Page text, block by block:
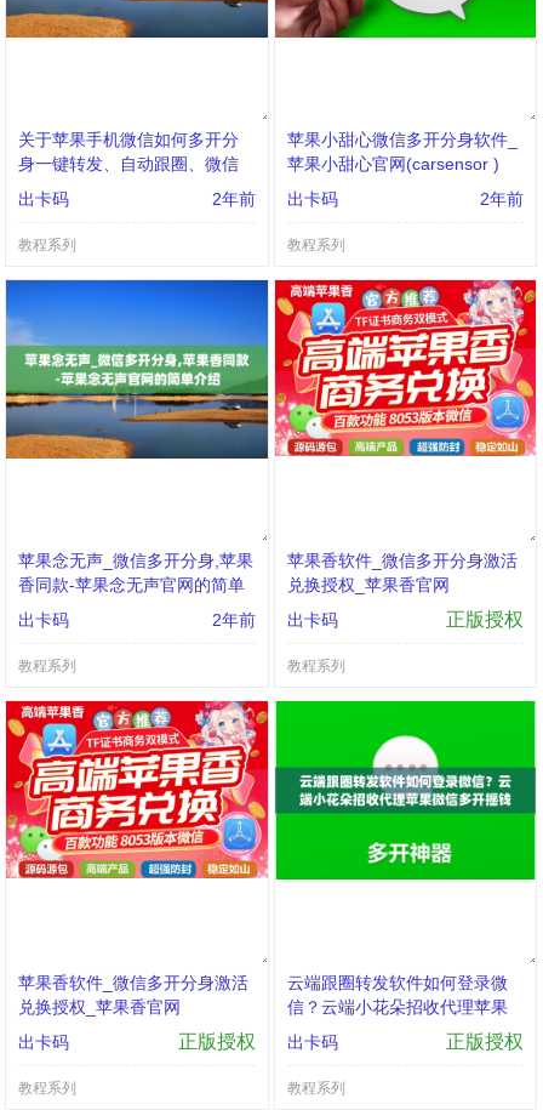
关于苹果手机微信如何多开分
身一键转发、自动跟圈、微信
密友、自动点赞、评论的信息
出卡码 2年前
教程系列
苹果小甜心微信多开分身软件_
苹果小甜心官网(carsensor )
出卡码
2年前
教程系列
苹果念无声_微信多开分身,苹果
香同款-苹果念无声官网的简单
介绍
出卡码 2年前
教程系列
苹果香软件_微信多开分身激活
兑换授权_苹果香官网
出卡码
正版授权
教程系列
苹果香软件_微信多开分身激活
兑换授权_苹果香官网
出卡码
正版授权
教程系列
云端跟圈转发软件如何登录微
信？云端小花朵招收代理苹果
微信多开摇钱树兑换授权
出卡码 正版授权
教程系列